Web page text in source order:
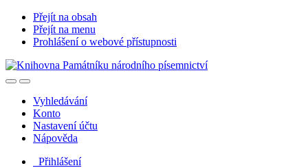
Přejít na obsah
Přejít na menu
Prohlášení o webové přístupnosti
Vyhledávání
Konto
Nastavení účtu
Nápověda
Přihlášení